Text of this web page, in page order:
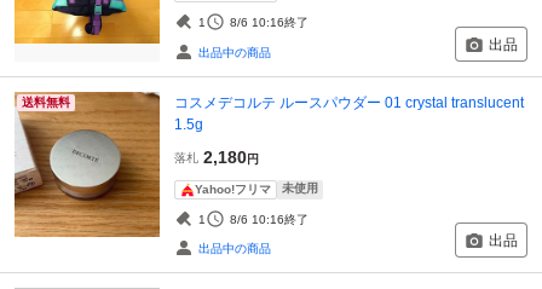
1 8/6 10:16終了
出品中の商品 出品
送料無料
コスメデコルテ ルースパウダー 01 crystal translucent
1.5g
落札 2,180円
Yahoo!フリマ 未使用
1 8/6 10:16終了
出品中の商品 出品